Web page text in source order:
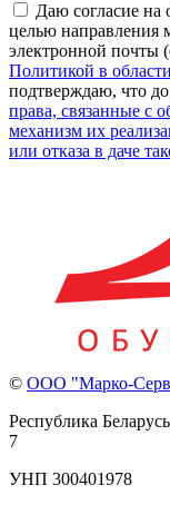
Даю согласие на
целью направления
электронной почты
Политикой в
подтверждаю, что
права, связанные с
механизм их
или отказа в даче
© ООО "Марко-
Республика
7
УНП 300401978